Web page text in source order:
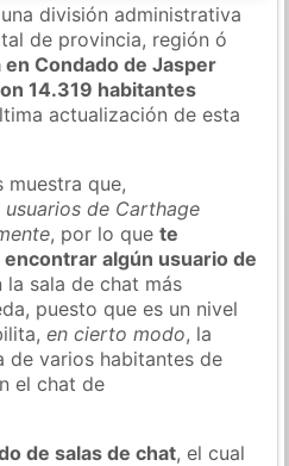
división administrativa
de provincia, región ó
en Condado de Jasper
14.319 habitantes
actualización de esta
muestra que,
usuarios de Carthage
, por lo quete
algún usuario de
sala de chat más
puesto que es un nivel
en cierto modo, la
de varios habitantes de
el chat de
de salas de chat, el cual